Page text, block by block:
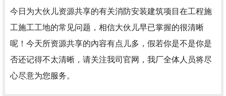
今日为大伙儿资源共享的有关消防安装建筑项目在工程施
工施工工地的常见问题，相信大伙儿早已掌握的很清晰
呢！今天所资源共享的內容有点儿多，假若你是不是你是
否还记得不太清晰，请关注我司官网，我厂全体人员将尽
心尽意为您服务。